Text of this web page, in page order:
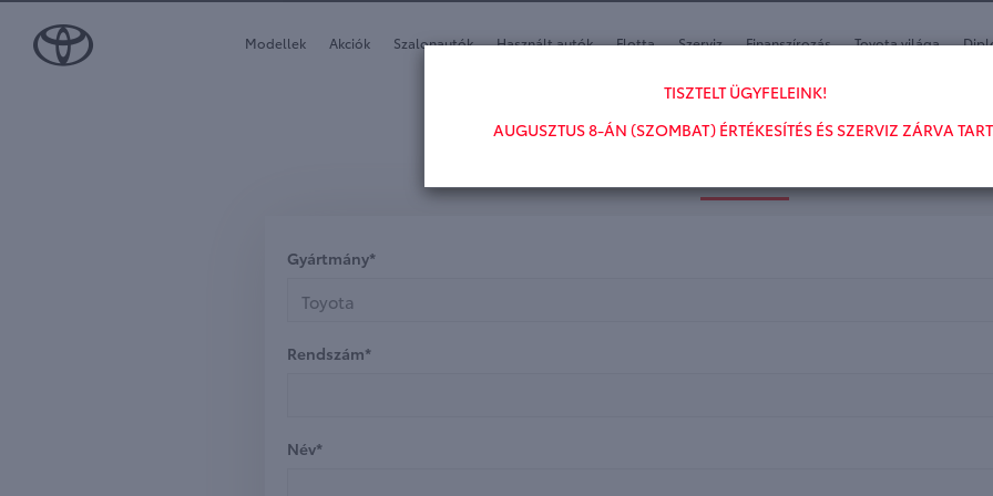
Modellek Akciók Szalonautók Használt autók Flotta Szerviz Finanszírozás Toyota világa
SZERVIZ
Gyártmány*
Toyota
Rendszám*
Név*
TISZTELT ÜGYFELEINK!
AUGUSZTUS 8-ÁN (SZOMBAT) ÉRTÉKESÍTÉS ÉS SZERVIZ ZÁRVA